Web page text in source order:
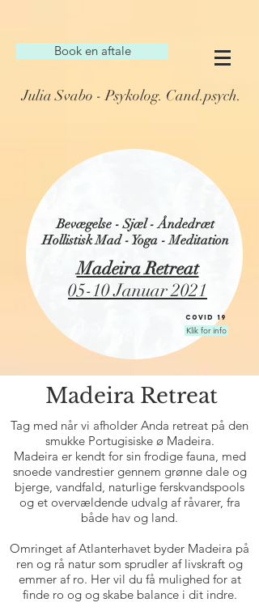
Book en aftale
Julia Svabo - Psykolog. Cand.psych.
Bevægelse - Sjæl - Åndedræt
Hollistisk Mad - Yoga - Meditation
Madeira Retreat
05-10 Januar 2021
Klik for info
covid 19
Madeira Retreat
Tag med når vi afholder Anda retreat på den
smukke Portugisiske ø Madeira.
Madeira er kendt for sin frodige fauna, med
snoede vandrestier gennem grønne dale og
bjerge, vandfald, naturlige ferskvandspools
og et overvældende udvalg af råvarer, fra
både hav og land.
Omringet af Atlanterhavet byder Madeira på
ren og rå natur som sprudler af livskraft og
emmer af ro. Her vil du få mulighed for at
finde ro og og skabe balance i dit indre.